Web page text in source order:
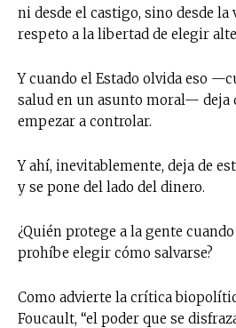
ni desde el castigo, sino desde la
respeto a la libertad de elegir
Y cuando el Estado olvida eso
salud en un asunto moral— deja
empezar a controlar.
Y ahí, inevitablemente, deja de
y se pone del lado del dinero.
¿Quién protege a la gente
prohíbe elegir cómo salvarse?
Como advierte la crítica
Foucault, “el poder que se